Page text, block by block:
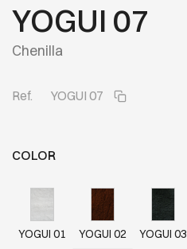
YOGUI 07
Chenilla
Ref. YOGUI 07
COLOR
YOGUI 01 YOGUI 02 YOGUI 03